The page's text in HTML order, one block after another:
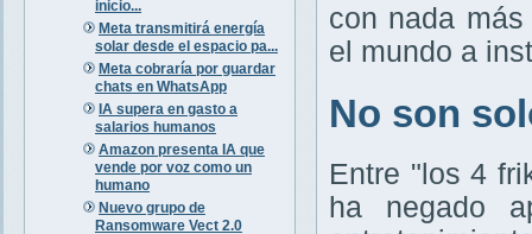
inicio...
Meta transmitirá energía
solar desde el espacio pa...
Meta cobraría por guardar
chats en WhatsApp
IA supera en gasto a
salarios humanos
Amazon presenta IA que
vende por voz como un
humano
Nuevo grupo de
Ransomware Vect 2.0
con nada
el mundo a
No son
Entre "los 4
ha negado